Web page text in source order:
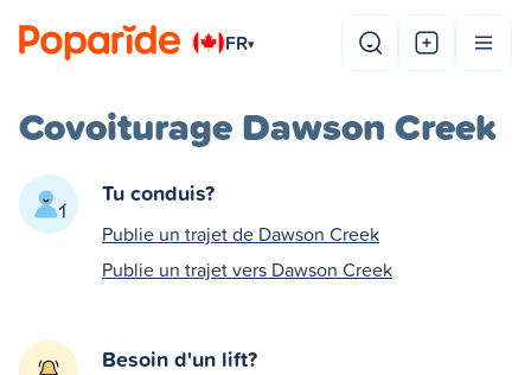
FR▾
Covoiturage Dawson Creek
Tu conduis?
Publie un trajet de Dawson Creek
Publie un trajet vers Dawson Creek
Besoin d'un lift?